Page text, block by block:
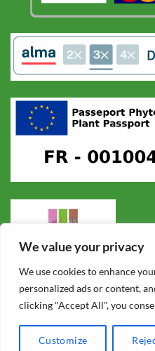
We value your privacy
We use cookies to enhance
personalized ads or content,
clicking "Accept All", you
Customize